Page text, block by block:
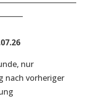
nur
nach vorheriger